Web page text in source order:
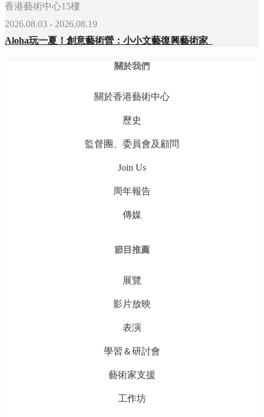
香港藝術中心15樓
2026.08.03 - 2026.08.19
Aloha玩一夏！創意藝術營：小小文藝復興藝術家
關於我們
關於香港藝術中心
歷史
監督團、委員會及顧問
Join Us
周年報告
傳媒
節目推薦
展覽
影片放映
表演
學習＆研討會
藝術家支援
工作坊